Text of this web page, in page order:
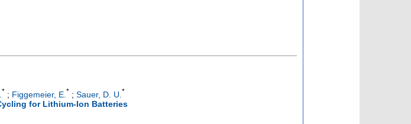
* ; Figgemeier, E. * ; Sauer, D. U. *
for Lithium-Ion Batteries